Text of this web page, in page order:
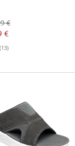
€
€
(13)